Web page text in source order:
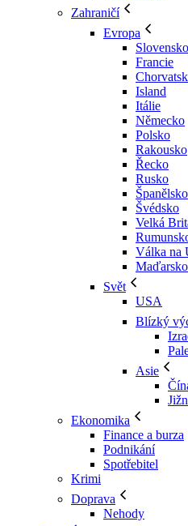
Zahraničí
Evropa
Slovensko
Francie
Island
Itálie
Německo
Polsko
Rakousko
Řecko
Rusko
Španělsko
Švédsko
Velká
Válka na
Maďarsko
Svět
USA
Blízký
Asie
Ekonomika
Finance a burza
Podnikání
Spotřebitel
Krimi
Doprava
Nehody